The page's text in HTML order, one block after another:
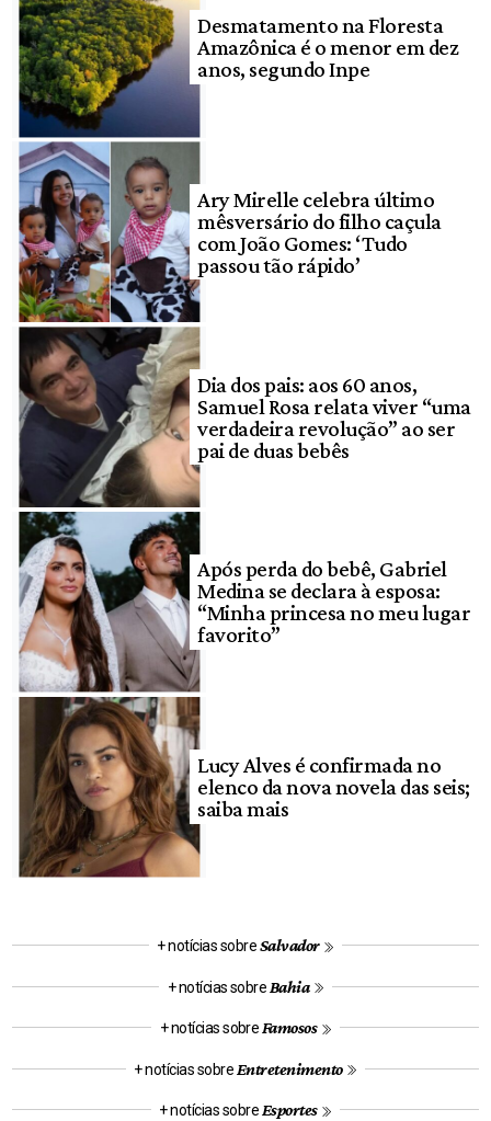
Desmatamento na Floresta
Amazônica é o menor em dez
anos, segundo Inpe
Ary Mirelle celebra último
mêsversário do filho caçula
com João Gomes: ‘Tudo
passou tão rápido’
Dia dos pais: aos 60 anos,
Samuel Rosa relata viver “uma
verdadeira revolução” ao ser
pai de duas bebês
Após perda do bebê, Gabriel
Medina se declara à esposa:
“Minha princesa no meu lugar
favorito”
Lucy Alves é confirmada no
elenco da nova novela das seis;
saiba mais
+ notícias sobreSalvador
+ notícias sobre Bahia
+ notícias sobreFamosos
+ notícias sobre Entretenimento
+ notícias sobreEsportes